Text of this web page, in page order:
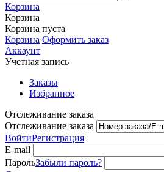
Корзина
Корзина
Корзина пуста
Корзина Оформить заказ
Аккаунт
Учетная запись
Заказы
Избранное
Отслеживание заказа
Отслеживание заказа
ВойтиРегистрация
E-mail
ПарольЗабыли пароль?